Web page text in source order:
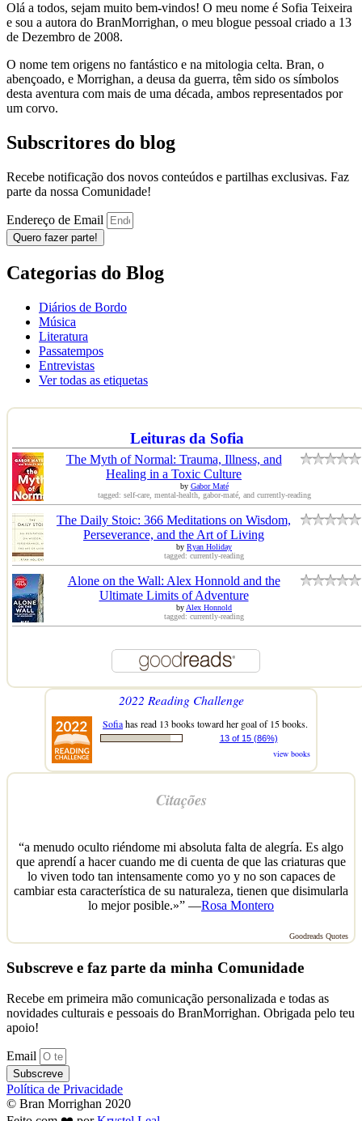
Olá a todos, sejam muito bem-vindos! O meu nome é Sofia Teixeira
e sou a autora do BranMorrighan, o meu blogue pessoal criado a 13
de Dezembro de 2008.
O nome tem origens no fantástico e na mitologia celta. Bran, o
abençoado, e Morrighan, a deusa da guerra, têm sido os símbolos
desta aventura com mais de uma década, ambos representados por
um corvo.
Subscritores do blog
Recebe notificação dos novos conteúdos e partilhas exclusivas. Faz
parte da nossa Comunidade!
Endereço de Email
Quero fazer parte!
Categorias do Blog
Diários de Bordo
Música
Literatura
Passatempos
Entrevistas
Ver todas as etiquetas
Leituras da Sofia
The Myth of Normal: Trauma, Illness, and
Healing in a Toxic Culture
by Gabor Maté
tagged: self-care, mental-health, gabor-maté, and currently-reading
The Daily Stoic: 366 Meditations on Wisdom,
Perseverance, and the Art of Living
by Ryan Holiday
tagged: currently-reading
Alone on the Wall: Alex Honnold and the
Ultimate Limits of Adventure
byAlex Honnold
tagged: currently-reading
2022 Reading Challenge
Sofiahas read 13 books toward her goal of 15 books.
13 of 15 (86%)
view books
Citações
“a menudo oculto riéndome mi absoluta falta de alegría. Es algo
que aprendí a hacer cuando me di cuenta de que las criaturas que
lo viven todo tan intensamente como yo y no son capaces de
cambiar esta característica de su naturaleza, tienen que disimularla
lo mejor posible.»” —Rosa Montero
Goodreads Quotes
Subscreve e faz parte da minha Comunidade
Recebe em primeira mão comunicação personalizada e todas as
novidades culturais e pessoais do BranMorrighan. Obrigada pelo teu
apoio!
Email
Subscreve
Política de Privacidade
© Bran Morrighan 2020